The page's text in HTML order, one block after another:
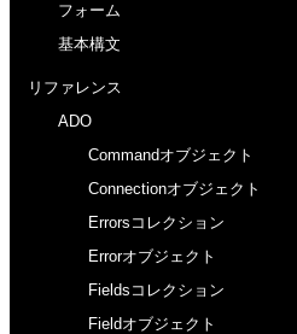
フォーム
基本構文
リファレンス
ADO
Commandオブジェクト
Connectionオブジェクト
Errorsコレクション
Errorオブジェクト
Fieldsコレクション
Fieldオブジェクト